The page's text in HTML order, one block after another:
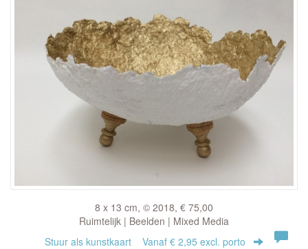
8 x 13 cm, © 2018, € 75,00
Ruimtelijk | Beelden | Mixed Media
Stuur als kunstkaart Vanaf € 2,95 excl. porto